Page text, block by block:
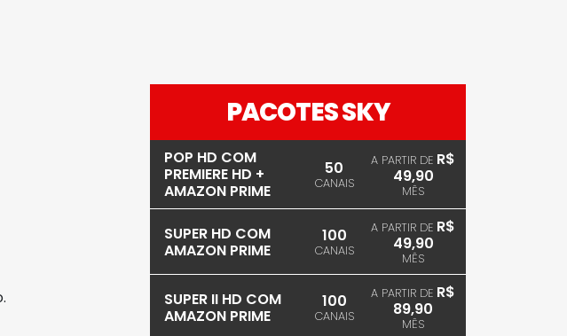
PACOTES SKY
POP HD COM
PREMIERE HD +
AMAZON PRIME
50
CANAIS
A PARTIR DE R$
49,90
MÊS
SUPER HD COM
AMAZON PRIME
100
CANAIS
A PARTIR DE R$
49,90
MÊS
SUPER II HD COM
AMAZON PRIME
100
CANAIS
A PARTIR DE R$
89,90
MÊS